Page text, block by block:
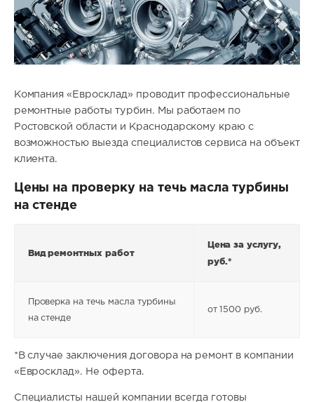
Компания «Евросклад» проводит профессиональные
ремонтные работы турбин. Мы работаем по
Ростовской области и Краснодарскому краю с
возможностью выезда специалистов сервиса на объект
клиента.
Цены на проверку на течь масла турбины
на стенде
Вид ремонтных работ
Цена за услугу,
руб.*
Проверка на течь масла турбины
на стенде
от 1500 руб.
*В случае заключения договора на ремонт в компании
«Евросклад». Не оферта.
Специалисты нашей компании всегда готовы